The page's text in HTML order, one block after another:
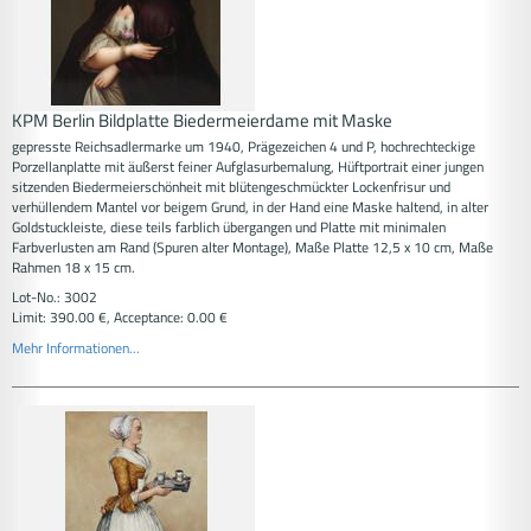
KPM Berlin Bildplatte Biedermeierdame mit Maske
gepresste Reichsadlermarke um 1940, Prägezeichen 4 und P, hochrechteckige
Porzellanplatte mit äußerst feiner Aufglasurbemalung, Hüftportrait einer jungen
sitzenden Biedermeierschönheit mit blütengeschmückter Lockenfrisur und
verhüllendem Mantel vor beigem Grund, in der Hand eine Maske haltend, in alter
Goldstuckleiste, diese teils farblich übergangen und Platte mit minimalen
Farbverlusten am Rand (Spuren alter Montage), Maße Platte 12,5 x 10 cm, Maße
Rahmen 18 x 15 cm.
Lot-No.: 3002
Limit: 390.00 €, Acceptance: 0.00 €
Mehr Informationen...